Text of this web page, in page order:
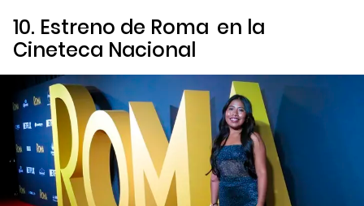
10. Estreno de Roma en la
Cineteca Nacional